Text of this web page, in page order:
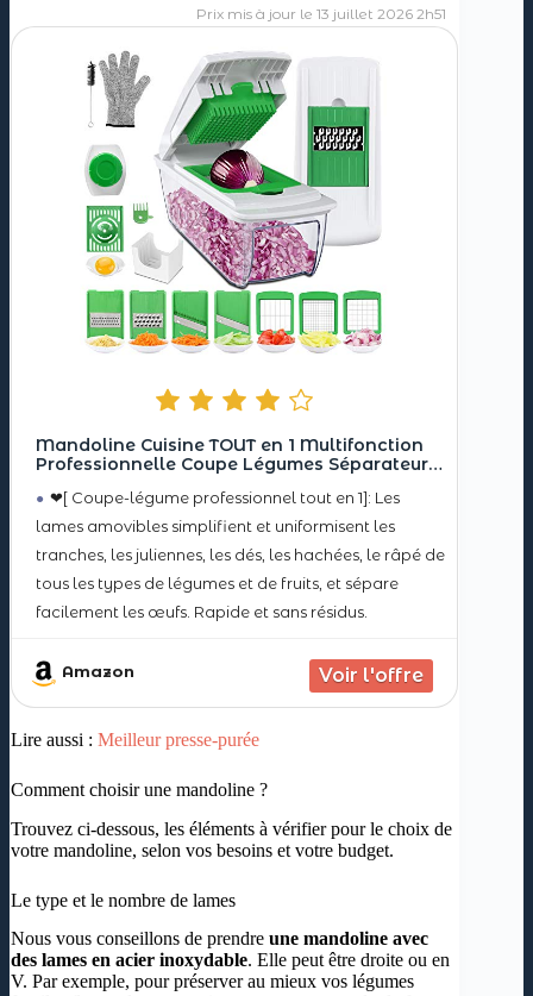
13 juillet 2026 2h51
Mandoline Cuisine TOUT en 1 Multifonction
Professionnelle Coupe Légumes Séparateur
Amovibles pour aubergine, concombre,
courgette, fromage, carotte
❤[ Coupe-légume professionnel tout en 1]: Les
lames amovibles simplifient et uniformisent les
tranches, les juliennes, les dés, les hachées, le râpé de
tous les types de légumes et de fruits, et sépare
facilement les œufs. Rapide et sans résidus.
Amazon
Lire aussi : Meilleur presse-purée
Comment choisir une mandoline ?
Trouvez ci-dessous, les éléments à vérifier pour le choix de
votre mandoline, selon vos besoins et votre budget.
Le type et le nombre de lames
Nous vous conseillons de prendre une mandoline avec
des lames en acier inoxydable. Elle peut être droite ou en
V. Par exemple, pour préserver au mieux vos légumes